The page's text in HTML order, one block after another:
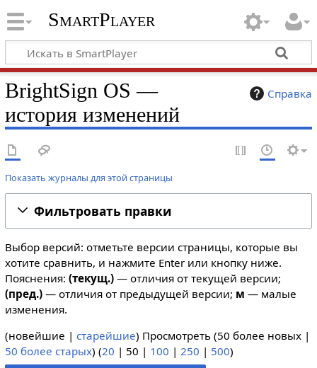
SmartPlayer
Справка
BrightSign OS —
история изменений
Показать журналы для этой страницы
Фильтровать правки
Выбор версий: отметьте версии страницы, которые вы
хотите сравнить, и нажмите Enter или кнопку ниже.
Пояснения: (текущ.)— отличия от текущей версии;
(пред.)— отличия от предыдущей версии; м — малые
изменения.
(новейшие | старейшие) Просмотреть (50 более новых|
50 более старых) (20 | 50 | 100 | 250 | 500)